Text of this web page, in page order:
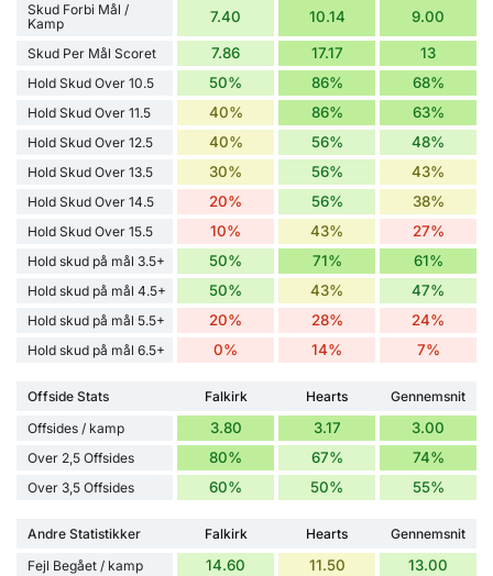
Skud Forbi Mål /
Kamp
7.40 10.14 9.00
Skud Per Mål Scoret 7.86 17.17 13
Hold Skud Over 10.5 50% 86% 68%
Hold Skud Over 11.5 40% 86% 63%
Hold Skud Over 12.5 40% 56% 48%
Hold Skud Over 13.5 30% 56% 43%
Hold Skud Over 14.5 20% 56% 38%
Hold Skud Over 15.5 10% 43% 27%
Hold skud på mål 3.5+ 50% 71% 61%
Hold skud på mål 4.5+ 50% 43% 47%
Hold skud på mål 5.5+ 20% 28% 24%
Hold skud på mål 6.5+ 0% 14% 7%
Offside Stats Falkirk Hearts
Gennemsnit
Offsides / kamp
3.80 3.17 3.00
Over 2,5 Offsides 80% 67% 74%
Over 3,5 Offsides 60% 50% 55%
Andre Statistikker Falkirk Hearts
Gennemsnit
Fejl Begået / kamp
14.60 11.50 13.00